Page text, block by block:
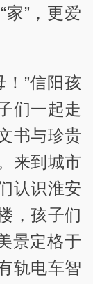
”，更爱
”信阳孩
们一起走
书与珍贵
来到城市
认识淮安
，孩子们
景定格于
轨电车智